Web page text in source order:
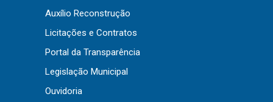
Outros
Downloads
Contato
Auxílio Reconstrução
Licitações e Contratos
Portal da Transparência
Legislação Municipal
Ouvidoria